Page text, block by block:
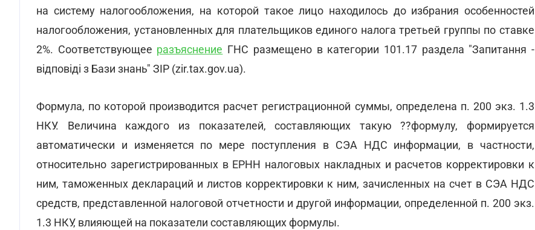
на систему налогообложения, на которой такое лицо находилось до избрания особенностей
налогообложения, установленных для плательщиков единого налога третьей группы по ставке
2%. Соответствующее разъяснение ГНС размещено в категории 101.17 раздела "Запитання -
відповіді з Бази знань" ЗІР (zir.tax.gov.ua).
Формула, по которой производится расчет регистрационной суммы, определена п. 200 экз. 1.3
НКУ. Величина каждого из показателей, составляющих такую ??формулу, формируется
автоматически и изменяется по мере поступления в СЭА НДС информации, в частности,
относительно зарегистрированных в ЕРНН налоговых накладных и расчетов корректировки к
ним, таможенных деклараций и листов корректировки к ним, зачисленных на счет в СЭА НДС
средств, представленной налоговой отчетности и другой информации, определенной п. 200 экз.
1.3 НКУ, влияющей на показатели составляющих формулы.